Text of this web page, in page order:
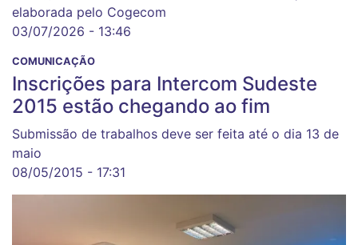
elaborada pelo Cogecom
03/07/2026 - 13:46
COMUNICAÇÃO
Inscrições para Intercom Sudeste
2015 estão chegando ao fim
Submissão de trabalhos deve ser feita até o dia 13 de
maio
08/05/2015 - 17:31